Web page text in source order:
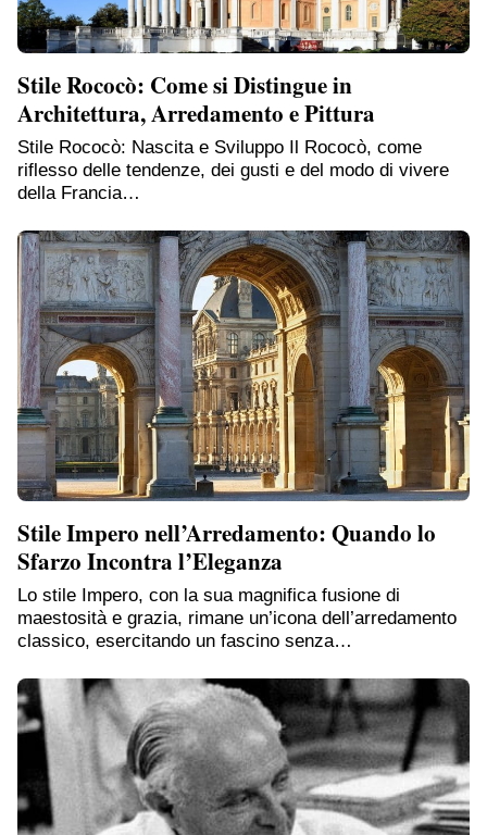
Stile Rococò: Come si Distingue in
Architettura, Arredamento e Pittura
Stile Rococò: Nascita e Sviluppo Il Rococò, come
riflesso delle tendenze, dei gusti e del modo di vivere
della Francia…
Stile Impero nell’Arredamento: Quando lo
Sfarzo Incontra l’Eleganza
Lo stile Impero, con la sua magnifica fusione di
maestosità e grazia, rimane un’icona dell’arredamento
classico, esercitando un fascino senza…